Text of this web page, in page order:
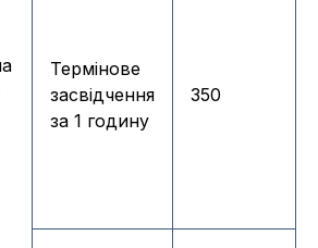
Термінове
засвідчення
за 1 годину
350